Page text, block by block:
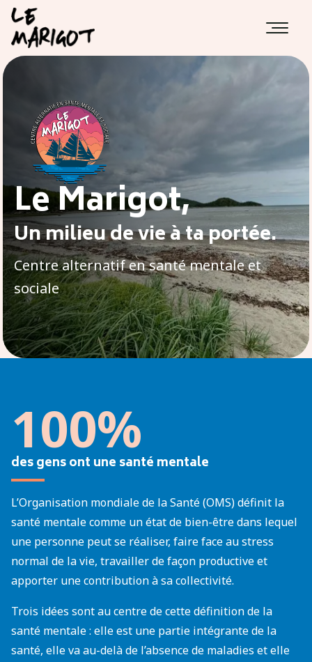
Le Marigot,
Un milieu de vie à ta portée.
Centre alternatif en santé mentale et
sociale
100%
des gens ont une santé mentale
L’Organisation mondiale de la Santé (OMS) définit la
santé mentale comme un état de bien-être dans lequel
une personne peut se réaliser, faire face au stress
normal de la vie, travailler de façon productive et
apporter une contribution à sa collectivité.
Trois idées sont au centre de cette définition de la
santé mentale : elle est une partie intégrante de la
santé, elle va au-delà de l’absence de maladies et elle